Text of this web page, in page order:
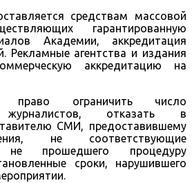
средствам массовой
гарантированную
Академии, аккредитация
Рекламные агентства и издания
аккредитацию на
право ограничить число
журналистов, отказать в
СМИ, предоставившему
не соответствующие
не прошедшего процедуру
сроки, нарушившего